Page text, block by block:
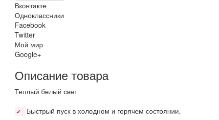
Вконтакте
Одноклассники
Facebook
Twitter
Мой мир
Google+
Описание товара
Теплый белый свет
✔ Быстрый пуск в холодном и горячем состоянии.